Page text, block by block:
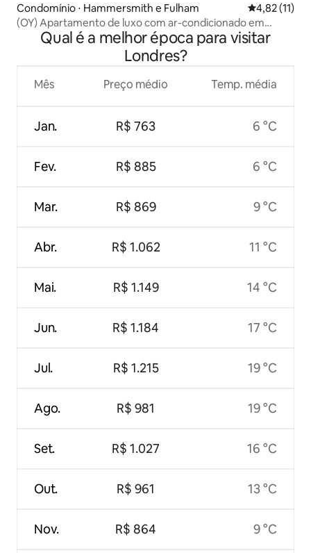
Condomínio ⋅ Hammersmith e Fulham 4,82 de uma
4,82 (11)
(OY) Apartamento de luxo com ar-condicionado em
Brackenbury, 4 metrôs, 2 camas grandes
Qual é a melhor época para visitar
Londres?
Mês
Jan.
Fev.
Mar.
Abr.
Mai.
Jun.
Jul.
Ago.
Set.
Out.
Nov.
Preço médio
R$ 763
R$ 885
R$ 869
R$ 1.062
R$ 1.149
R$ 1.184
R$ 1.215
R$ 981
R$ 1.027
R$ 961
R$ 864
Temp. média
6 °C
6 °C
9 °C
11 °C
14 °C
17 °C
19 °C
19 °C
16 °C
13 °C
9 °C